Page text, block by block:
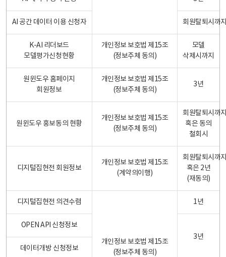
AI 공간 데이터 이용 신청자 회원탈퇴시까
K-AI 리더보드
모델평가신청현황
개인정보 보호법 제15조
(정보주체 동의)
모델
삭제시까지
원윈도우 홈페이지
회원정보
개인정보 보호법 제15조
(정보주체 동의)
3년
원윈도우 홍보동의 현황
개인정보 보호법 제15조
(정보주체 동의)
회원탈퇴시까
혹은 동의
철회시
디지털집현전 회원정보
개인정보 보호법 제15조
(계약의이행)
회원탈퇴시까
혹은 2년
(재동의)
디지털집현전 의견수렴
개인정보 보호법 제15조
(정보주체 동의)
1년
OPEN API 신청정보
3년
데이터개방 신청정보